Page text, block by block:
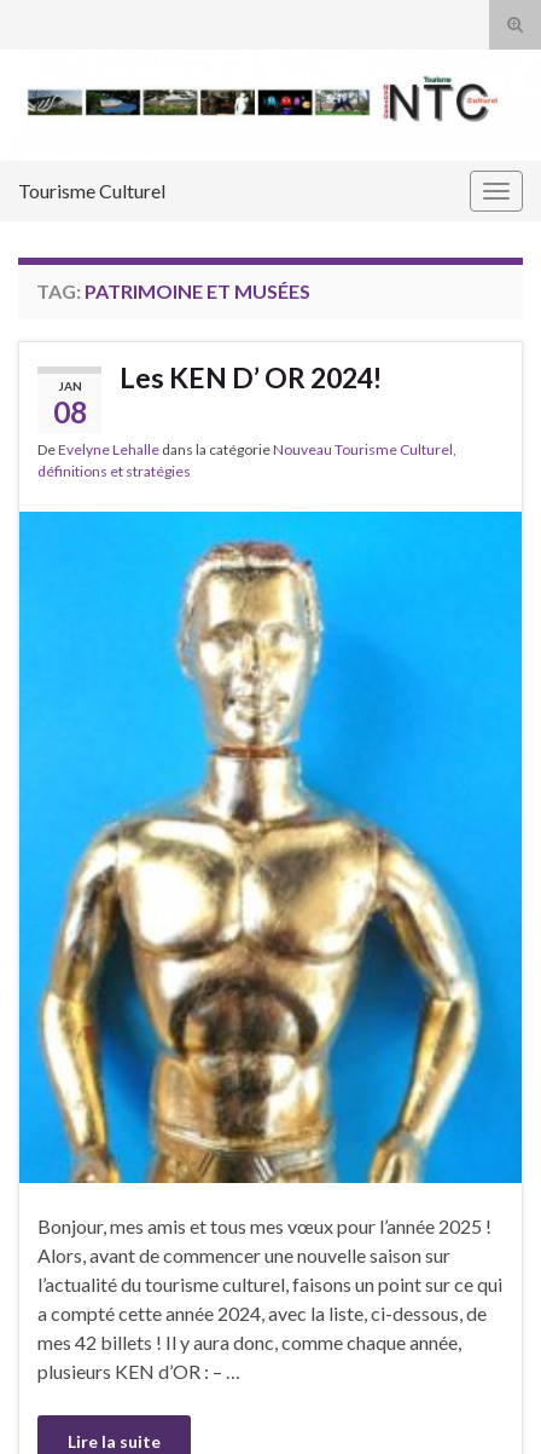
Tourisme Culturel
TAG: PATRIMOINE ET MUSÉES
JAN
08
Les KEN D’ OR 2024!
DeEvelyne Lehalle dans la catégorieNouveau Tourisme Culturel,
définitions et stratégies
Bonjour, mes amis et tous mes vœux pour l’année 2025 !
Alors, avant de commencer une nouvelle saison sur
l’actualité du tourisme culturel, faisons un point sur ce qui
a compté cette année 2024, avec la liste, ci-dessous, de
mes 42 billets ! Il y aura donc, comme chaque année,
plusieurs KEN d’OR : – …
Lire la suite